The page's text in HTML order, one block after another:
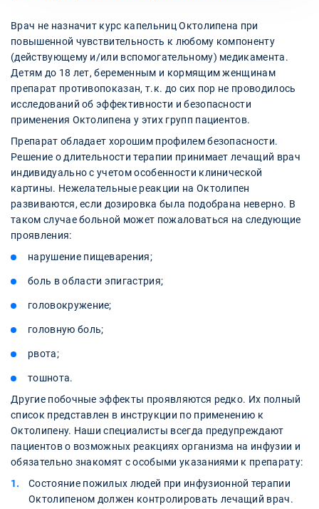
Врач не назначит курс капельниц Октолипена при
повышенной чувствительность к любому компоненту
(действующему и/или вспомогательному) медикамента.
Детям до 18 лет, беременным и кормящим женщинам
препарат противопоказан, т.к. до сих пор не проводилось
исследований об эффективности и безопасности
применения Октолипена у этих групп пациентов.
Препарат обладает хорошим профилем безопасности.
Решение о длительности терапии принимает лечащий врач
индивидуально с учетом особенности клинической
картины. Нежелательные реакции на Октолипен
развиваются, если дозировка была подобрана неверно. В
таком случае больной может пожаловаться на следующие
проявления:
нарушение пищеварения;
боль в области эпигастрия;
головокружение;
головную боль;
рвота;
тошнота.
Другие побочные эффекты проявляются редко. Их полный
список представлен в инструкции по применению к
Октолипену. Наши специалисты всегда предупреждают
пациентов о возможных реакциях организма на инфузии и
обязательно знакомят с особыми указаниями к препарату:
Состояние пожилых людей при инфузионной терапии
Октолипеном должен контролировать лечащий врач.